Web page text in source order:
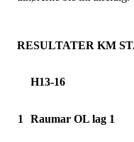
RESULTATER KM
H13-16
1 Raumar OL lag 1